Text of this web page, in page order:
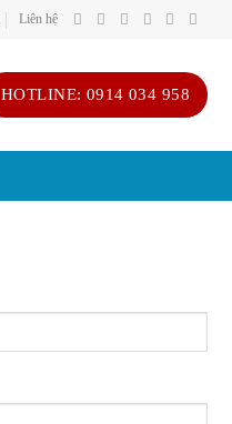
Liên hệ
HOTLINE: 0914 034 958